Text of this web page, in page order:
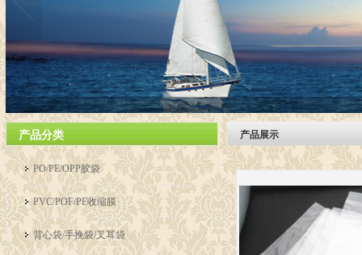
产品分类
PO/PE/OPP胶袋
PVC/POF/PE收缩膜
背心袋/手挽袋/叉耳袋
产品展示